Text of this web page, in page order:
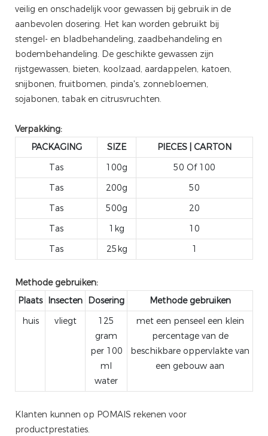
veilig en onschadelijk voor gewassen bij gebruik in de
aanbevolen dosering. Het kan worden gebruikt bij
stengel- en bladbehandeling, zaadbehandeling en
bodembehandeling. De geschikte gewassen zijn
rijstgewassen, bieten, koolzaad, aardappelen, katoen,
snijbonen, fruitbomen, pinda's, zonnebloemen,
sojabonen, tabak en citrusvruchten.
Verpakking:
PACKAGING
SIZE
PIECES | CARTON
Tas
100g
50 Of 100
Tas
200g
50
Tas
500g
20
Tas
1kg
10
Tas
25kg 1
Methode gebruiken:
Plaats
Insecten Dosering
Methode gebruiken
huis
vliegt
125
gram
per 100
ml
water
met een penseel een klein
percentage van de
beschikbare oppervlakte van
een gebouw aan
Klanten kunnen op POMAIS rekenen voor
productprestaties.